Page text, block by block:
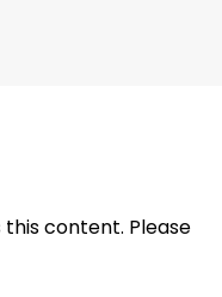
content. Please